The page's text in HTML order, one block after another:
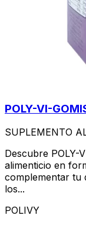
POLY-VI-
SUPLEMENTO
Descubre POLY-
alimenticio en
complementar tu
los...
POLIVY